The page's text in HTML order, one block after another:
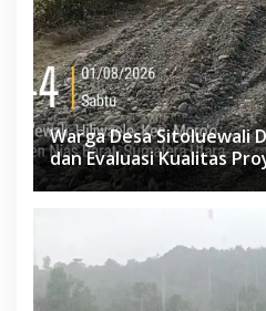
Warga Desa Sitoluewali
dan Evaluasi Kualitas
Minim Informasi